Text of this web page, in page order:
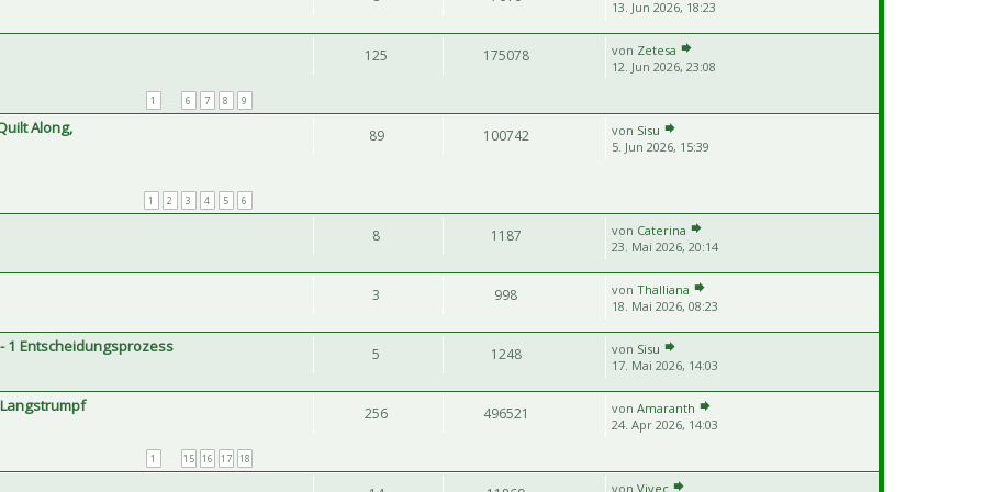
13. Jun 2026, 18:23
1 6 7 8 9
125 175078 von Zetesa
12. Jun 2026, 23:08
Along,
1 2 3 4 5 6
89 100742 von Sisu
5. Jun 2026, 15:39
8 1187 von Caterina
23. Mai 2026, 20:14
3 998 von Thalliana
18. Mai 2026, 08:23
1 Entscheidungsprozess 5 1248 von Sisu
17. Mai 2026, 14:03
1 15 16 17 18
256 496521 von Amaranth
24. Apr 2026, 14:03
von Vivec